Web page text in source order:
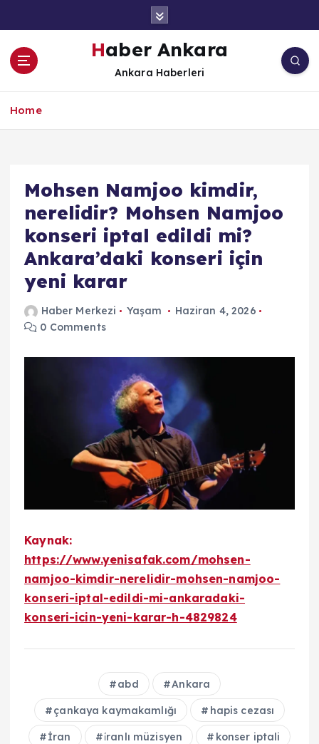
Haber Ankara
Ankara Haberleri
Home
Mohsen Namjoo kimdir,
nerelidir? Mohsen Namjoo
konseri iptal edildi mi?
Ankara’daki konseri için
yeni karar
Haber Merkezi Yaşam
Haziran 4, 2026
0 Comments
Kaynak:
https://www.yenisafak.com/mohsen-
namjoo-kimdir-nerelidir-mohsen-namjoo-
konseri-iptal-edildi-mi-ankaradaki-
konseri-icin-yeni-karar-h-4829824
abd Ankara
çankaya kaymakamlığı hapis cezası
İran i̇ranlı müzisyen konser iptali